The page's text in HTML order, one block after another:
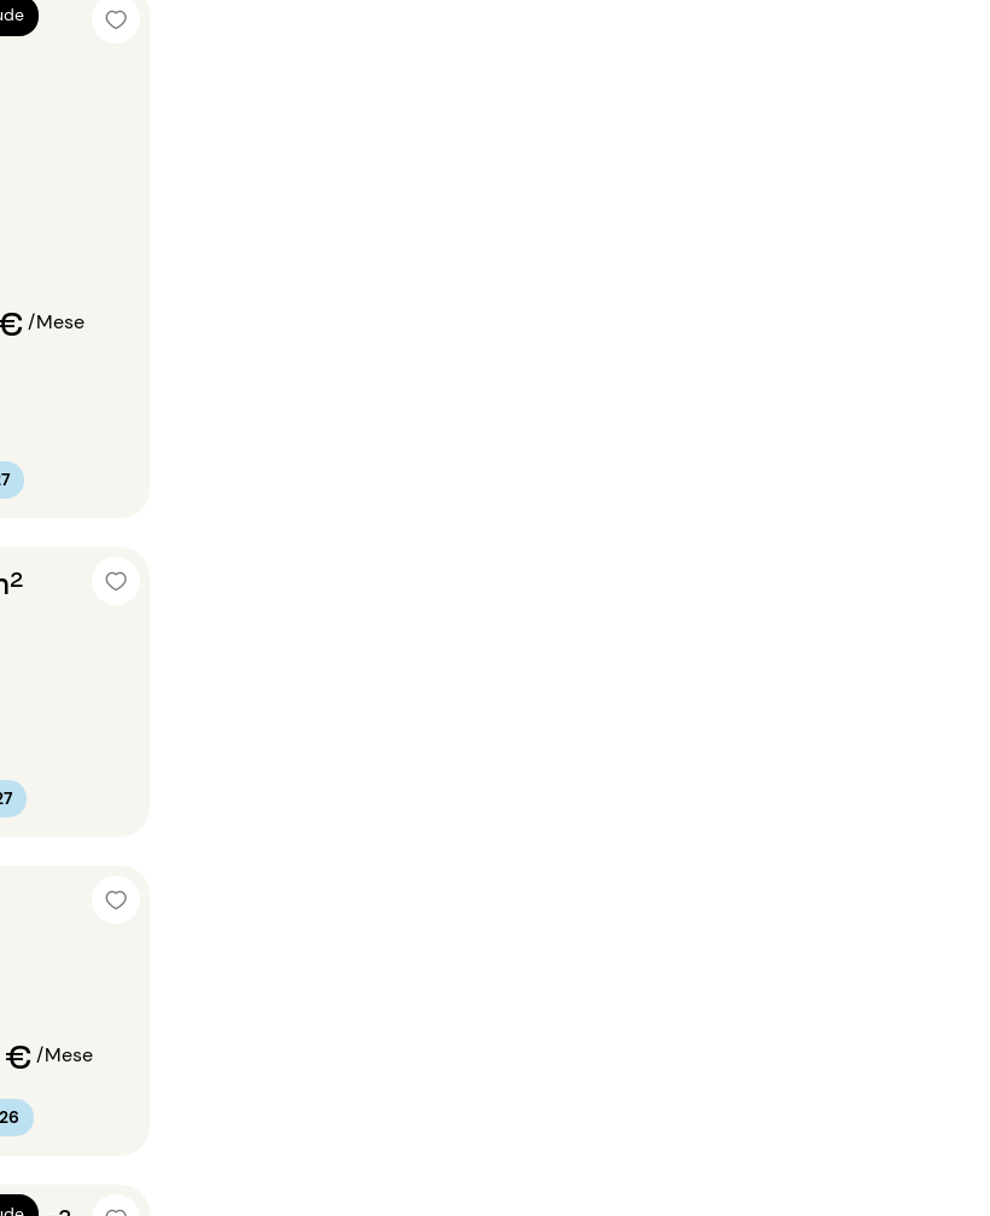
/Mese
€/Mese